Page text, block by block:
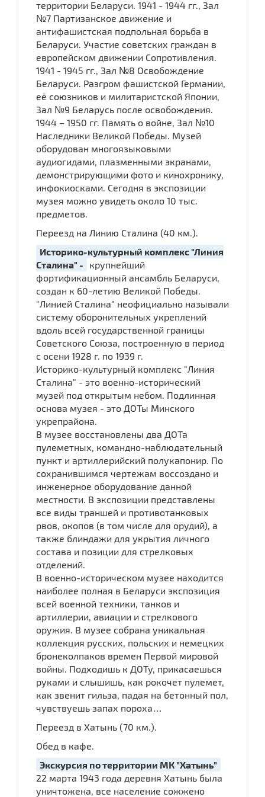
территории Беларуси. 1941 - 1944 гг., Зал
№7 Партизанское движение и
антифашистская подпольная борьба в
Беларуси. Участие советских граждан в
европейском движении Сопротивления.
1941 - 1945 гг., Зал №8 Освобождение
Беларуси. Разгром фашистской Германии,
её союзников и милитаристской Японии,
Зал №9 Беларусь после освобождения.
1944 – 1950 гг. Память о войне, Зал №10
Наследники Великой Победы. Музей
оборудован многоязыковыми
аудиогидами, плазменными экранами,
демонстрирующими фото и кинохронику,
инфокиосками. Сегодня в экспозиции
музея можно увидеть около 10 тыс.
предметов.
Переезд на Линию Сталина (40 км.).
Историко-культурный комплекс "Линия
Сталина" -
крупнейший
фортификационный ансамбль Беларуси,
создан к 60-летию Великой Победы.
"Линией Сталина" неофициально называли
систему оборонительных укреплений
вдоль всей государственной границы
Советского Союза, построенную в период
c осени 1928 г. по 1939 г.
Историко-культурный комплекс "Линия
Сталина" - это военно-исторический
музей под открытым небом. Подлинная
основа музея - это ДОТы Минского
укрепрайона.
В музее восстановлены два ДОТа
пулеметных, командно-наблюдательный
пункт и артиллерийский полукапонир. По
сохранившимся чертежам воссоздано и
инженерное оборудование данной
местности. В экспозиции представлены
все виды траншей и противотанковых
рвов, окопов (в том числе для орудий), а
также блиндажи для укрытия личного
состава и позиции для стрелковых
отделений.
В военно-историческом музее находится
наиболее полная в Беларуси экспозиция
всей военной техники, танков и
артиллерии, авиации и стрелкового
оружия. В музее собрана уникальная
коллекция русских, польских и немецких
бронеколпаков времен Первой мировой
войны. Подходишь к ДОТу, прикасаешься
руками и слышишь, как рокочет пулемет,
как звенит гильза, падая на бетонный пол,
чувствуешь запах пороха…
Переезд в Хатынь (70 км.).
Обед в кафе.
Экскурсия по территории МК "Хатынь"
22 марта 1943 года деревня Хатынь была
уничтожена, все население сожжено